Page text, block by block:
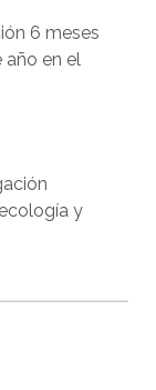
6 meses
año en el
y